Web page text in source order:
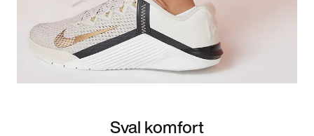
Sval komfort